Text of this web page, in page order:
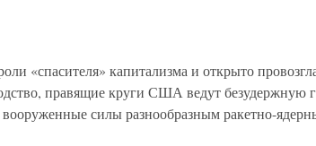
«спасителя» капитализма и открыто
правящие круги США ведут безудержную
силы разнообразным ракетно-